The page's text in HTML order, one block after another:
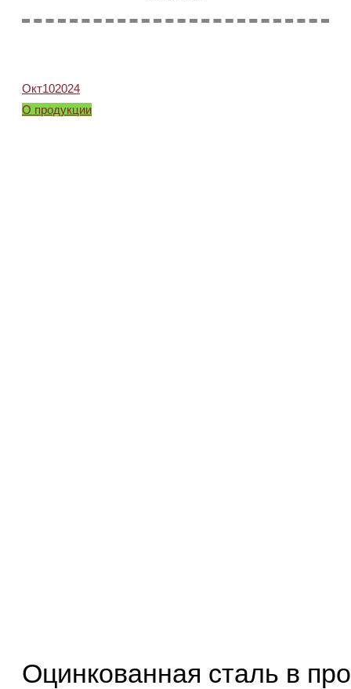
Окт102024
О продукции
Оцинкованная сталь в